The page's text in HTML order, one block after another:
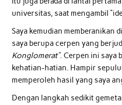
universitas, saat mengambil
Saya kemudian memberanikan
saya berupa cerpen yang
Konglomerat”. Cerpen ini saya
kehatian-hatian. Hampir
memperoleh hasil yang saya
Dengan langkah sedikit